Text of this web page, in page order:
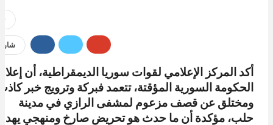
أكد المركز الإعلامي لقوات سوريا الديمقراطية، أن
الحكومة السورية المؤقتة، تتعمد فبركة وترويج خبر
ومختلق عن قصف مزعوم لمشفى الرازي في مدينة
حلب، مؤكدة أن ما حدث هو تحريض صارخ ومنهجي